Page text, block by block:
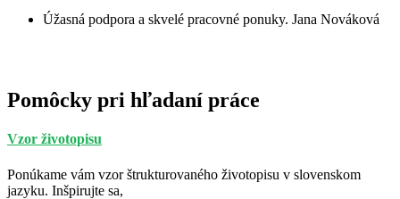
Úžasná podpora a skvelé pracovné ponuky. Jana Nováková
Pomôcky pri hľadaní práce
Vzor životopisu
Ponúkame vám vzor štrukturovaného životopisu v slovenskom
jazyku. Inšpirujte sa,